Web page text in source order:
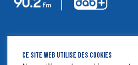
CE SITE WEB UTILISE DES COOKIES